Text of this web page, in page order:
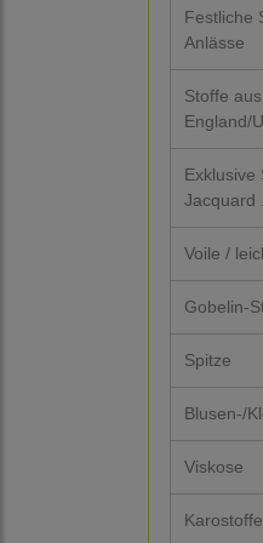
Festliche
Anlässe
Stoffe aus
England/
Exklusive
Jacquard
Voile /
Gobelin-
Spitze
Blusen-/
Viskose
Karostoffe